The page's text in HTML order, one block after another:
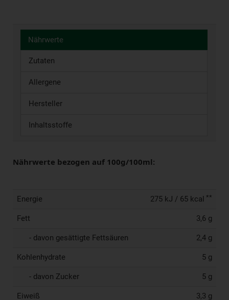
Nährwerte
Zutaten
Allergene
Hersteller
Inhaltsstoffe
Nährwerte bezogen auf 100g/100ml:
Energie 275 kJ / 65 kcal **
Fett 3,6 g
- davon gesättigte Fettsäuren 2,4 g
Kohlenhydrate 5 g
- davon Zucker 5 g
Eiweiß 3,3 g